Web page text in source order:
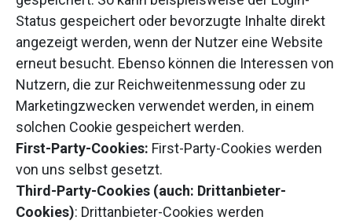
Status gespeichert oder bevorzugte Inhalte direkt
angezeigt werden, wenn der Nutzer eine Website
erneut besucht. Ebenso können die Interessen von
Nutzern, die zur Reichweitenmessung oder zu
Marketingzwecken verwendet werden, in einem
solchen Cookie gespeichert werden.
First-Party-Cookies: First-Party-Cookies werden
von uns selbst gesetzt.
Third-Party-Cookies (auch: Drittanbieter-
Cookies): Drittanbieter-Cookies werden